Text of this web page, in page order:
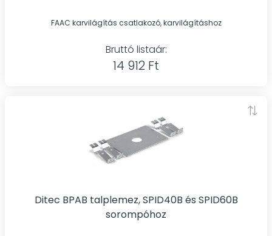
FAAC karvilágítás csatlakozó, karvilágításhoz
Bruttó listaár:
14 912 Ft
Ditec BPAB talplemez, SPID40B és SPID60B
sorompóhoz